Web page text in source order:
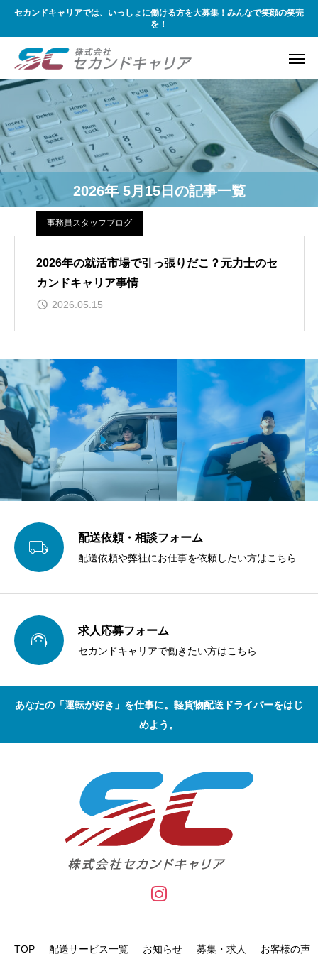
セカンドキャリアでは、いっしょに働ける方を大募集！みんなで笑顔の笑売
を！
2026年 5月15日の記事一覧
事務員スタッフブログ
2026年の就活市場で引っ張りだこ？元力士のセ
カンドキャリア事情
2026.05.15
 配送依頼・相談フォーム
配送依頼や弊社にお仕事を依頼したい方はこちら
 求人応募フォーム
セカンドキャリアで働きたい方はこちら
あなたの「運転が好き」を仕事に。軽貨物配送ドライバーをはじ
めよう。
TOP 配送サービス一覧 お知らせ 募集・求人 お客様の声